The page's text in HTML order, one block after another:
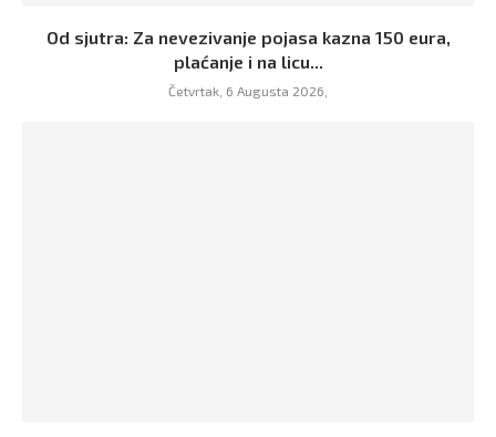
Od sjutra: Za nevezivanje pojasa kazna 150 eura,
plaćanje i na licu...
Četvrtak, 6 Augusta 2026,